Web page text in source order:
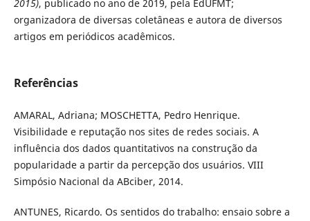
2015), publicado no ano de 2019, pela EdUFMT;
organizadora de diversas coletâneas e autora de diversos
artigos em periódicos acadêmicos.
Referências
AMARAL, Adriana; MOSCHETTA, Pedro Henrique.
Visibilidade e reputação nos sites de redes sociais. A
influência dos dados quantitativos na construção da
popularidade a partir da percepção dos usuários. VIII
Simpósio Nacional da ABciber, 2014.
ANTUNES, Ricardo. Os sentidos do trabalho: ensaio sobre a